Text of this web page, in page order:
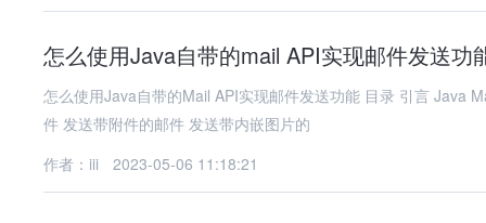
怎么使用Java自带的mail API实现邮件发送功
怎么使用Java自带的Mail API实现邮件发送功能 目录 引言 Java Mail API简介 环境准备 基本概念 发送简单文本邮件 发送HTML格式邮
件 发送带附件的邮件 发送带内嵌图片的
作者：iii
2023-05-06 11:18:21